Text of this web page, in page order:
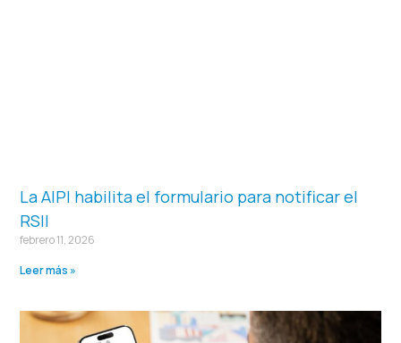
La AIPI habilita el formulario para notificar el
RSII
febrero 11, 2026
Leer más »